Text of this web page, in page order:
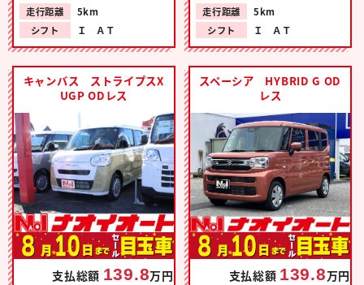
走行距離
5km
シフト
Ｉ ＡＴ
走行距離
5km
シフト
Ｉ ＡＴ
キャンバス ストライプスX
UGP ODレス
支払総額 139.8万円
スペーシア HYBRID G OD
レス
支払総額 139.8万円